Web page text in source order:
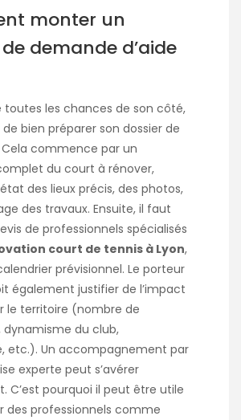
monter un
demande d’aide
toutes les chances de son côté,
bien préparer son dossier de
commence par un
du court à rénover,
des lieux précis, des photos,
des travaux. Ensuite, il faut
de professionnels spécialisés
court de tennis à Lyon,
prévisionnel. Le porteur
également justifier de l’impact
le territoire (nombre de
dynamisme du club,
etc.). Un accompagnement par
experte peut s’avérer
C’est pourquoi il peut être utile
des professionnels comme